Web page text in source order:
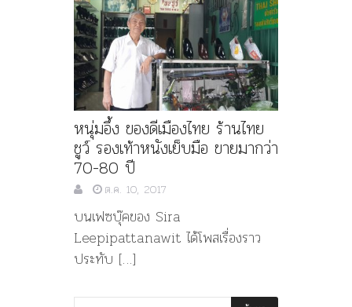
หนุ่มอึ้ง ของดีเมืองไทย ร้านไทย
ชูว์ รองเท้าหนังเย็บมือ ขายมากว่า
70-80 ปี
ต.ค. 10, 2017
บนเฟซบุ๊คของ Sira
Leepipattanawit ได้โพสเรื่องราว
ประทับ […]